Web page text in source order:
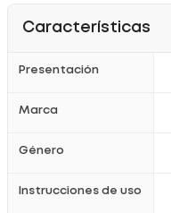
Características
Presentación
Marca
Género
Instrucciones de uso